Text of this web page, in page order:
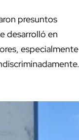
presuntos
desarrolló en
especialmente